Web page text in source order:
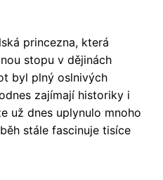
princezna, která
stopu v dějinách
byl plný oslnivých
zajímají historiky i
už dnes uplynulo mnoho
stále fascinuje tisíce